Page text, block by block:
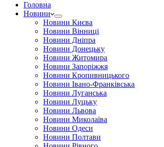
Головна
Новини
Новини Києва
Новини Вінниці
Новини Дніпра
Новини Донецьку
Новини Житомира
Новини Запоріжжя
Новини Кропивницького
Новини Івано-Франківська
Новини Луганська
Новини Луцьку
Новини Львова
Новини Миколаїва
Новини Одеси
Новини Полтави